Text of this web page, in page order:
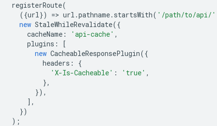
registerRoute(
({url}) => url .pathname. startsWith( '/path/to/api/'
new StaleWhileRevalidate({
cacheName : 'api-cache' ,
plugins :
[
new CacheableResponsePlugin({
headers :
{
'X-Is-Cacheable' : 'true' ,
},
}),
],
})
);